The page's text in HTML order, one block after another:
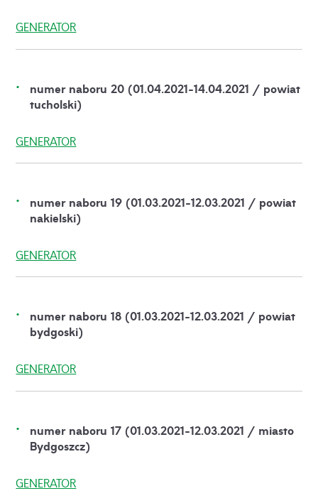
GENERATOR
numer naboru 20 (01.04.2021-14.04.2021 / powiat
tucholski)
GENERATOR
numer naboru 19 (01.03.2021-12.03.2021 / powiat
nakielski)
GENERATOR
numer naboru 18 (01.03.2021-12.03.2021 / powiat
bydgoski)
GENERATOR
numer naboru 17 (01.03.2021-12.03.2021 / miasto
Bydgoszcz)
GENERATOR